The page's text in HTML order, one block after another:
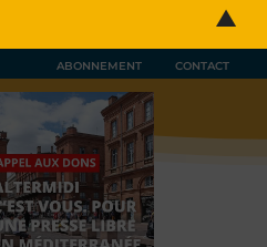
ABONNEMENT CONTACT
▲